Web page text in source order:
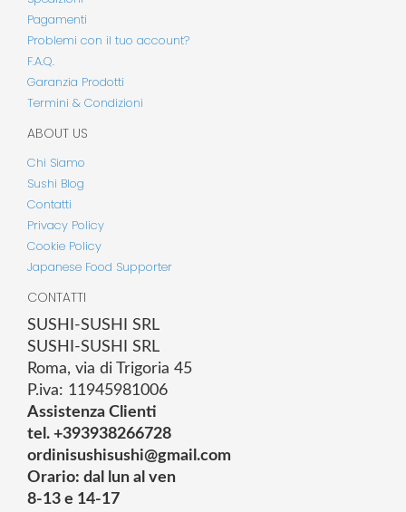
Pagamenti
Problemi con il tuo account?
F.A.Q.
Garanzia Prodotti
Termini & Condizioni
ABOUT US
Chi Siamo
Sushi Blog
Contatti
Privacy Policy
Cookie Policy
Japanese Food Supporter
CONTATTI
SUSHI-SUSHI SRL
SUSHI-SUSHI SRL
Roma, via di Trigoria 45
P.iva: 11945981006
Assistenza Clienti
tel. +393938266728
ordinisushisushi@gmail.com
Orario: dal lun al ven
8-13 e 14-17